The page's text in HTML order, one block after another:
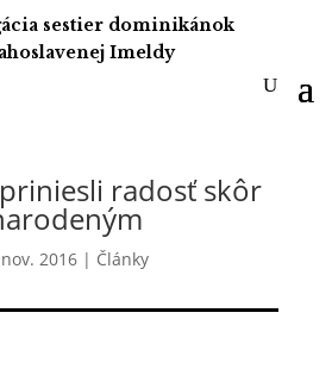
sestier dominikánok
Imeldy
radosť skôr
2016| Články